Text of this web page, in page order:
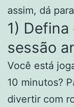
assim, dá
1)
sessão
Você está
10 minutos?
divertir com